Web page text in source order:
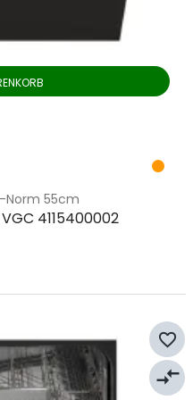
Norm 55cm
4115400002
favorite_border
compare_arrows